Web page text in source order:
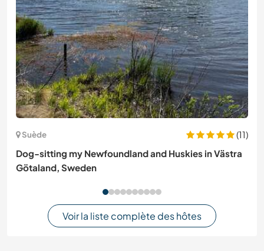
Suède
(11)
Dog-sitting my Newfoundland and Huskies in Västra
Götaland, Sweden
Voir la liste complète des hôtes